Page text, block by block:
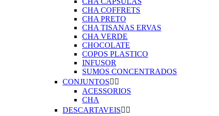
CHA COFFRETS
CHA PRETO
CHA TISANAS ERVAS
CHA VERDE
CHOCOLATE
COPOS PLASTICO
INFUSOR
SUMOS CONCENTRADOS
CONJUNTOS 
ACESSORIOS
CHA
DESCARTAVEIS 